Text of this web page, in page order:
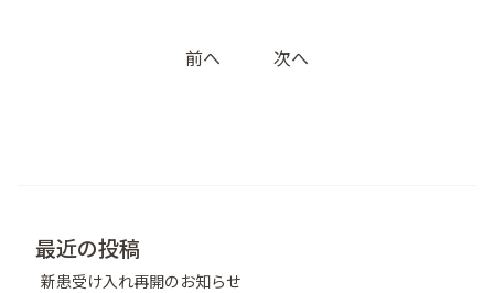
前へ 次へ
最近の投稿
新患受け入れ再開のお知らせ